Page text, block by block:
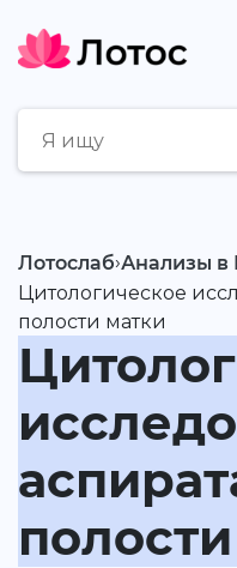
Лотослаб›Анализы в
Цитологическое
полости матки